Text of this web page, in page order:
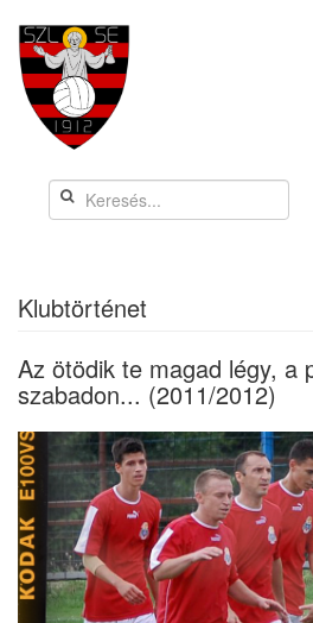
Klubtörténet
Az ötödik te magad légy, a
szabadon... (2011/2012)